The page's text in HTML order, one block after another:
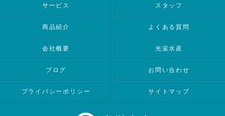
サービス スタッフ
商品紹介 よくある質問
会社概要 光栄水産
ブログ お問い合わせ
プライバシーポリシー サイトマップ